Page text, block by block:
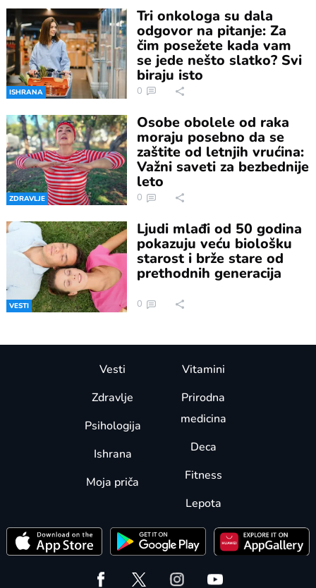
ISHRANA
Tri onkologa su dala
odgovor na pitanje: Za
čim posežete kada vam
se jede nešto slatko? Svi
biraju isto
0
ZDRAVLJE
Osobe obolele od raka
moraju posebno da se
zaštite od letnjih vrućina:
Važni saveti za bezbednije
leto
0
VESTI
Ljudi mlađi od 50 godina
pokazuju veću biološku
starost i brže stare od
prethodnih generacija
0
Vesti
Zdravlje
Psihologija
Ishrana
Moja priča
Vitamini
Prirodna
medicina
Deca
Fitness
Lepota